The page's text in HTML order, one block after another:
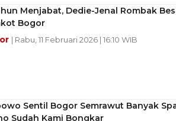
Menjabat, Dedie-Jenal Rombak
Bogor
| Rabu, 11 Februari 2026 | 16:10 WIB
Sentil Bogor Semrawut Banyak
Sudah Kami Bongkar